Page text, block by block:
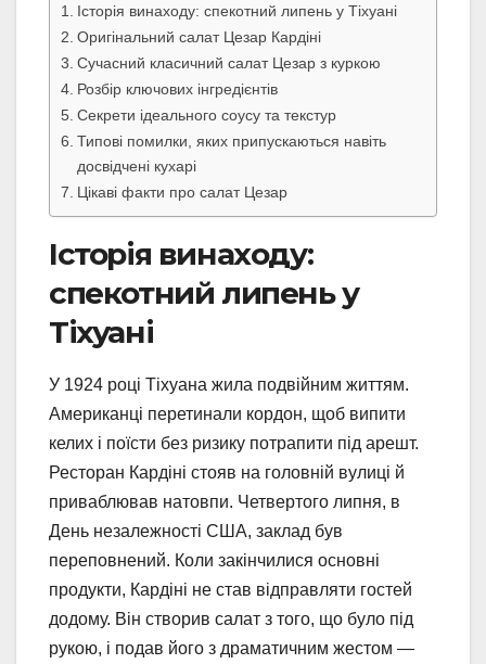
Історія винаходу: спекотний липень у Тіхуані
Оригінальний салат Цезар Кардіні
Сучасний класичний салат Цезар з куркою
Розбір ключових інгредієнтів
Секрети ідеального соусу та текстур
Типові помилки, яких припускаються навіть
досвідчені кухарі
Цікаві факти про салат Цезар
Історія винаходу:
спекотний липень у
Тіхуані
У 1924 році Тіхуана жила подвійним життям.
Американці перетинали кордон, щоб випити
келих і поїсти без ризику потрапити під арешт.
Ресторан Кардіні стояв на головній вулиці й
приваблював натовпи. Четвертого липня, в
День незалежності США, заклад був
переповнений. Коли закінчилися основні
продукти, Кардіні не став відправляти гостей
додому. Він створив салат з того, що було під
рукою, і подав його з драматичним жестом —